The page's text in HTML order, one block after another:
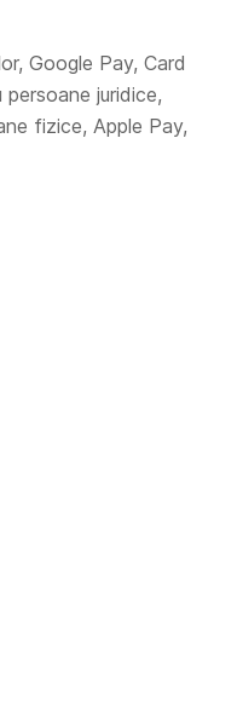
Google Pay, Card
persoane juridice,
fizice, Apple Pay,